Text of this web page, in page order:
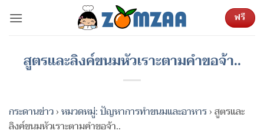
ฟรี
สูตรและลิงค์ขนมหัวเราะตามคำขอจ้า..
กระดานข่าว›หมวดหมู่: ปัญหาการทำขนมและอาหาร›สูตรและ
ลิงค์ขนมหัวเราะตามคำขอจ้า..